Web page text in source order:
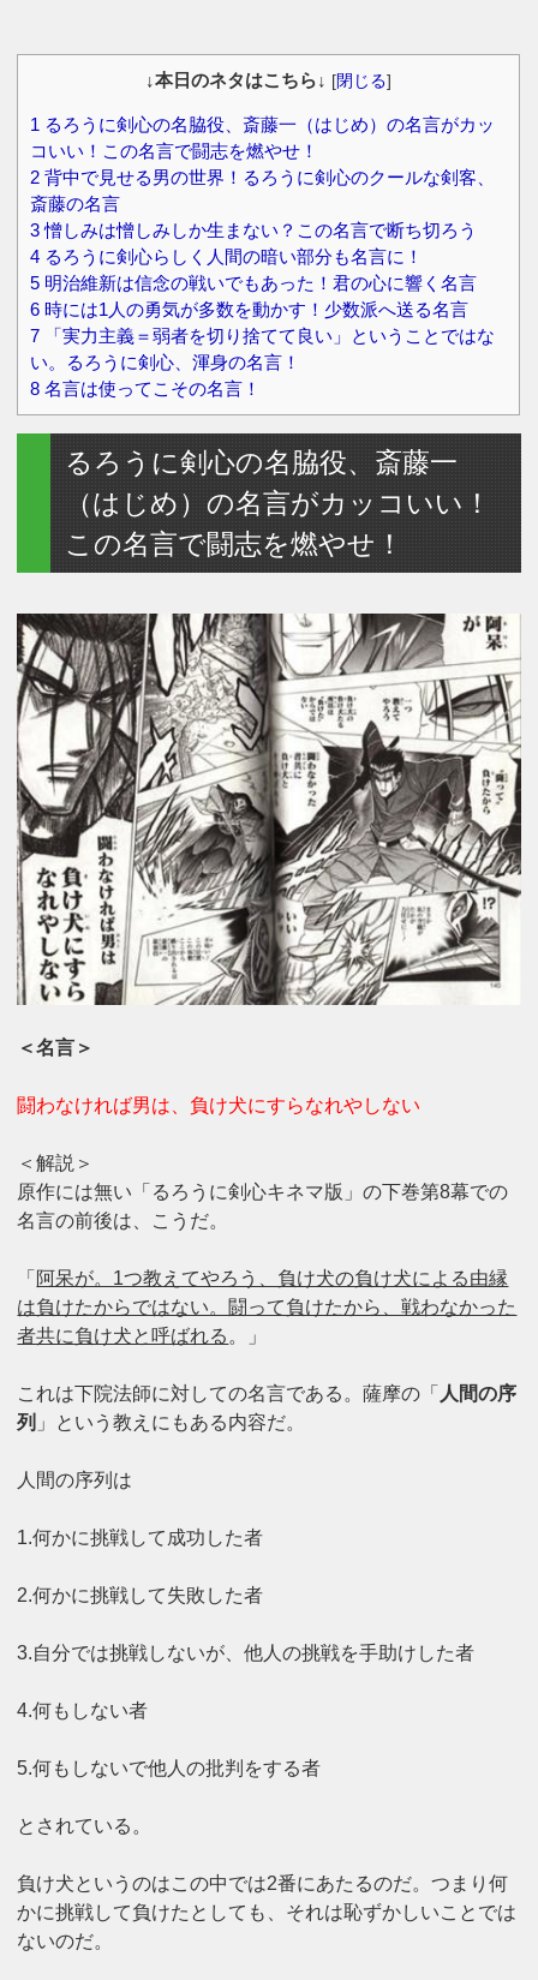
↓本日のネタはこちら↓ [閉じる]
1 るろうに剣心の名脇役、斎藤一（はじめ）の名言がカッ
コいい！この名言で闘志を燃やせ！
2 背中で見せる男の世界！るろうに剣心のクールな剣客、
斎藤の名言
3憎しみは憎しみしか生まない？この名言で断ち切ろう
4 るろうに剣心らしく人間の暗い部分も名言に！
5 明治維新は信念の戦いでもあった！君の心に響く名言
6 時には1人の勇気が多数を動かす！少数派へ送る名言
7 「実力主義＝弱者を切り捨てて良い」ということではな
い。るろうに剣心、渾身の名言！
8 名言は使ってこその名言！
るろうに剣心の名脇役、斎藤一
（はじめ）の名言がカッコいい！
この名言で闘志を燃やせ！
＜名言＞
闘わなければ男は、負け犬にすらなれやしない
＜解説＞
原作には無い「るろうに剣心キネマ版」の下巻第8幕での
名言の前後は、こうだ。
「 阿呆が。1つ教えてやろう、負け犬の負け犬による由縁
は負けたからではない。闘って負けたから、戦わなかった
者共に負け犬と呼ばれる 。」
これは下院法師に対しての名言である。薩摩の「 人間の序
列 」という教えにもある内容だ。
人間の序列は
1.何かに挑戦して成功した者
2.何かに挑戦して失敗した者
3.自分では挑戦しないが、他人の挑戦を手助けした者
4.何もしない者
5.何もしないで他人の批判をする者
とされている。
負け犬というのはこの中では2番にあたるのだ。つまり何
かに挑戦して負けたとしても、それは恥ずかしいことでは
ないのだ。